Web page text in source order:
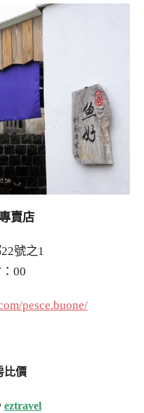
賣店
號之1
00
pesce.buone/
比價
eztravel